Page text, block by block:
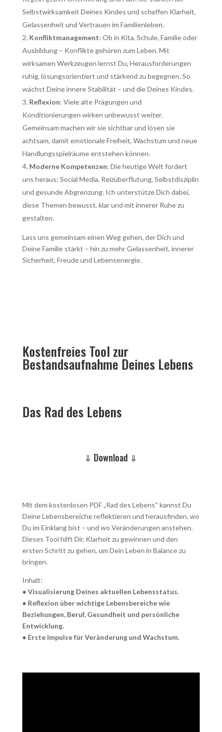
Selbstwirksamkeit Deines Kindes und schaffen Klarheit,
Gelassenheit und Vertrauen im Familienleben.
Konfliktmanagement: Ob in Kita, Schule, Familie oder
Ausbildung – Konflikte gehören zum Leben. Mit
wirksamen Werkzeugen lernst Du, Herausforderungen
ruhig, lösungsorientiert und stärkend zu begegnen. So
wächst Deine innere Stabilität – und die Deines Kindes.
Reflexion: Viele alte Prägungen und
Konditionierungen wirken unbewusst weiter.
Gemeinsam machen wir sie sichtbar und lösen sie
achtsam, damit emotionale Freiheit, Wachstum und neue
Handlungsspielräume entstehen können.
Moderne Kompetenzen: Die heutige Welt fordert
uns heraus: Social Media, Reizüberflutung, Selbstdisziplin
und gesunde Abgrenzung. Ich unterstütze Dich dabei,
diese Themen bewusst, klar und mit innerer Ruhe zu
gestalten.
Lass uns gemeinsam einen Weg gehen, der Dich und
Deine Familie stärkt – hin zu mehr Gelassenheit, innerer
Sicherheit, Freude und Lebensenergie.
Kostenfreies Tool zur
Bestandsaufnahme Deines Lebens
Das Rad des Lebens
⇓ Download ⇓
Mit dem kostenlosen PDF „Rad des Lebens“ kannst Du
Deine Lebensbereiche reflektieren und herausfinden, wo
Du im Einklang bist – und wo Veränderungen anstehen.
Dieses Tool hilft Dir, Klarheit zu gewinnen und den
ersten Schritt zu gehen, um Dein Leben in Balance zu
bringen.
Inhalt:
• Visualisierung Deines aktuellen Lebensstatus.
• Reflexion über wichtige Lebensbereiche wie
Beziehungen, Beruf, Gesundheit und persönliche
Entwicklung.
• Erste Impulse für Veränderung und Wachstum.